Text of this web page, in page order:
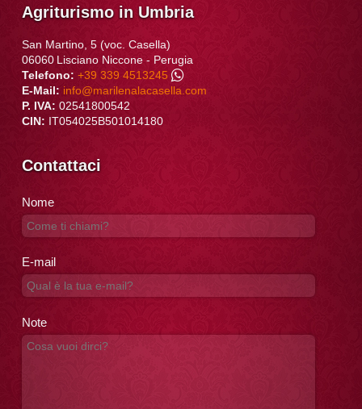
Agriturismo in Umbria
San Martino, 5 (voc. Casella)
06060 Lisciano Niccone- Perugia
Telefono: +39 339 4513245
E-Mail: info@marilenalacasella.com
P. IVA: 02541800542
CIN: IT054025B501014180
Contattaci
Nome
E-mail
Note